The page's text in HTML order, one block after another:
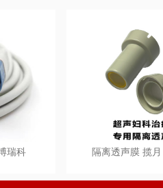
瑞科 隔离透声膜 揽